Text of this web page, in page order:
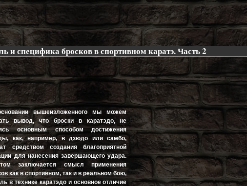
и специфика бросков в спортивном каратэ. Часть 2
вышеизложенного мы можем
вывод, что броски в каратэдо, не
основным способом достижения
как, например, в дзюдо или самбо,
средством создания благоприятной
для нанесения завершающего удара.
заключается смысл применения
как в спортивном, так и в реальном бою,
в технике каратэдо и основное отличие